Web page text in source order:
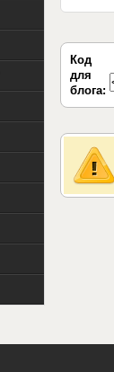
Код
для
блога: